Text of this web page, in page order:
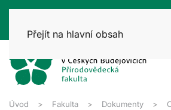
Přejít na hlavní obsah
Úvod Fakulta Dokumenty